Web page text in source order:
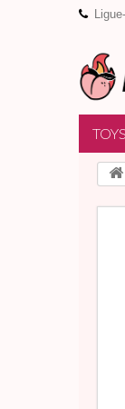
TOYS